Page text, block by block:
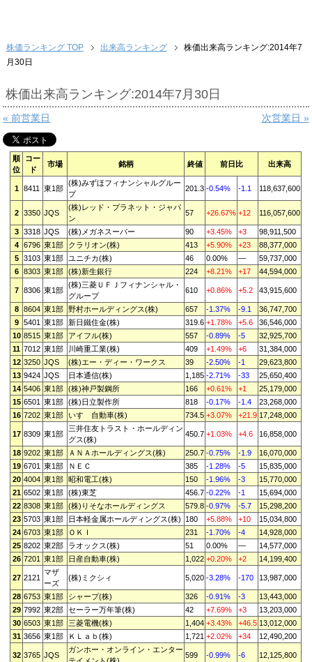
株価ランキング TOP 出来高ランキング
株価出来高ランキング:2014年7
月30日
株価出来高ランキング:2014年7月30日
« 前営業日 次営業日 »
順
位
コー
ド
市場 銘柄 終値 前日比 出来高
1 8411 東1部
(株)みずほフィナンシャルグルー
プ
201.3 -0.54% -1.1 118,637,600
2 3350 JQS
(株)レッド・プラネット・ジャパ
ン
57 +26.67% +12 116,057,600
3 3318 JQS (株)メガネスーパー 90 +3.45% +3
98,911,500
4
6796 東1部 クラリオン(株) 413 +5.90% +23
88,377,000
5
3103 東1部 ユニチカ(株) 46 0.00% —
59,737,000
6
8303 東1部 (株)新生銀行 224 +8.21% +17 44,594,000
7 8306 東1部
(株)三菱ＵＦＪフィナンシャル・
グループ
610 +0.86% +5.2 43,915,600
8 8604 東1部 野村ホールディングス(株) 657 -1.37% -9.1
36,747,700
9
5401 東1部 新日鐵住金(株) 319.6 +1.78% +5.6
36,546,000
10 8515 東1部 アイフル(株) 557 -0.89% -5
32,925,700
11 7012 東1部 川崎重工業(株) 409 +1.49% +6
31,384,000
12 3250 JQS (株)エー・ディー・ワークス 39 -2.50% -1
29,623,800
13 9424 JQS 日本通信(株) 1,185 -2.71% -33
25,650,400
14 5406 東1部 (株)神戸製鋼所 166 +0.61% +1
25,179,000
15 6501 東1部 (株)日立製作所 818 -0.17% -1.4
23,268,000
16 7202 東1部 いすゞ自動車(株) 734.5 +3.07% +21.9 17,248,000
17 8309 東1部
三井住友トラスト・ホールディン
グス(株)
450.7 +1.03% +4.6 16,858,000
18 9202 東1部 ＡＮＡホールディングス(株) 250.7 -0.75% -1.9
16,070,000
19 6701 東1部 ＮＥＣ 385 -1.28% -5
15,835,000
20 4004 東1部 昭和電工(株) 150 -1.96% -3
15,770,000
21 6502 東1部 (株)東芝 456.7 -0.22% -1
15,694,000
22 8308 東1部 (株)りそなホールディングス 579.8 -0.97% -5.7
15,298,200
23 5703 東1部 日本軽金属ホールディングス(株) 180 +5.88% +10
15,034,800
24 6703 東1部 ＯＫＩ 231 -1.70% -4
14,928,000
25 8202 東2部 ラオックス(株) 51 0.00% —
14,577,000
26 7201 東1部 日産自動車(株) 1,022 +0.20% +2 14,199,400
27 2121
マザ
ーズ
(株)ミクシィ 5,020 -3.28% -170 13,987,000
28 6753 東1部 シャープ(株) 326 -0.91% -3
13,443,000
29 7992 東2部 セーラー万年筆(株) 42 +7.69% +3
13,203,000
30 6503 東1部 三菱電機(株) 1,404 +3.43% +46.5 13,012,000
31 3656 東1部 ＫＬａｂ(株) 1,721 +2.02% +34 12,490,200
32 3765 JQS
ガンホー・オンライン・エンター
599 -0.99% -6 12,125,800